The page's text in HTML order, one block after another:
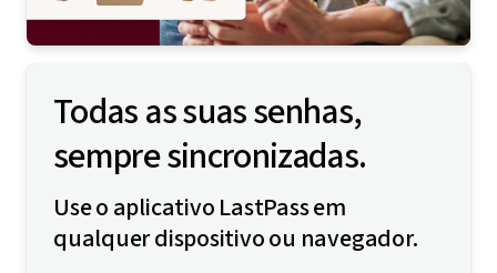
Todas as suas senhas,
sempre sincronizadas.
Use o aplicativo LastPass em
qualquer dispositivo ou navegador.